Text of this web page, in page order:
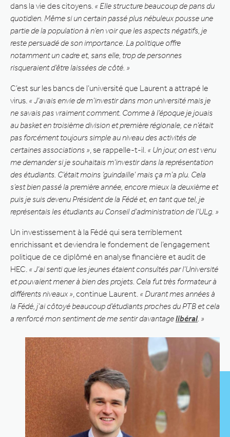
dans la vie des citoyens. « Elle structure beaucoup de pans du
quotidien. Même si un certain passé plus nébuleux pousse une
partie de la population à n’en voir que les aspects négatifs, je
reste persuadé de son importance. La politique offre
notamment un cadre et, sans elle, trop de personnes
risqueraient d’être laissées de côté. »
C’est sur les bancs de l’université que Laurent a attrapé le
virus. « J’avais envie de m’investir dans mon université mais je
ne savais pas vraiment comment. Comme à l’époque je jouais
au basket en troisième division et première régionale, ce n’était
pas forcément toujours simple au niveau des activités de
certaines associations » , se rappelle-t-il. « Un jour, on est venu
me demander si je souhaitais m’investir dans la représentation
des étudiants. C’était moins ‘guindaille’ mais ça m’a plu. Cela
s’est bien passé la première année, encore mieux la deuxième et
puis je suis devenu Président de la Fédé et, en tant que tel, je
représentais les étudiants au Conseil d’administration de l’ULg. »
Un investissement à la Fédé qui sera terriblement
enrichissant et deviendra le fondement de l’engagement
politique de ce diplômé en analyse financière et audit de
HEC. « J’ai senti que les jeunes étaient consultés par l’Université
et pouvaient mener à bien des projets. Cela fut très formateur à
différents niveaux » , continue Laurent. « Durant mes années à
la Fédé, j’ai côtoyé beaucoup d’étudiants proches du PTB et cela
a renforcé mon sentiment de me sentir davantagelibéral. »